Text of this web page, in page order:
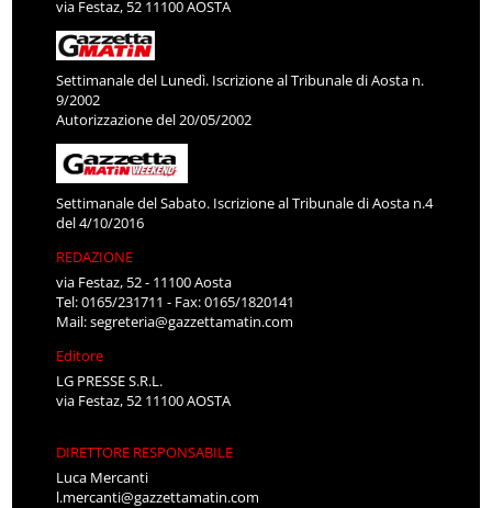
via Festaz, 52 11100 AOSTA
Settimanale del Lunedì. Iscrizione al Tribunale di Aosta n.
9/2002
Autorizzazione del 20/05/2002
Settimanale del Sabato. Iscrizione al Tribunale di Aosta n.4
del 4/10/2016
REDAZIONE
via Festaz, 52 - 11100 Aosta
Tel: 0165/231711 - Fax: 0165/1820141
Mail:segreteria@gazzettamatin.com
Editore
LG PRESSE S.R.L.
via Festaz, 52 11100 AOSTA
DIRETTORE RESPONSABILE
Luca Mercanti
l.mercanti@gazzettamatin.com